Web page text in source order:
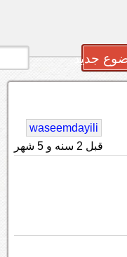
جديد
waseemdayili
قبل 2 سنه و 5 شهر